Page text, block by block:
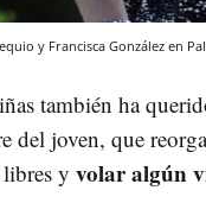
y Francisca González en
también ha
del joven, que
y volar algún